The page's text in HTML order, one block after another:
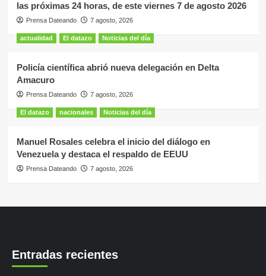
las próximas 24 horas, de este viernes 7 de agosto 2026
Prensa Dateando 7 agosto, 2026
actualidad El datazo Noticias del día
Policía científica abrió nueva delegación en Delta
Amacuro
Prensa Dateando 7 agosto, 2026
El datazo nacionales Noticias del día
Manuel Rosales celebra el inicio del diálogo en
Venezuela y destaca el respaldo de EEUU
Prensa Dateando 7 agosto, 2026
Entradas recientes